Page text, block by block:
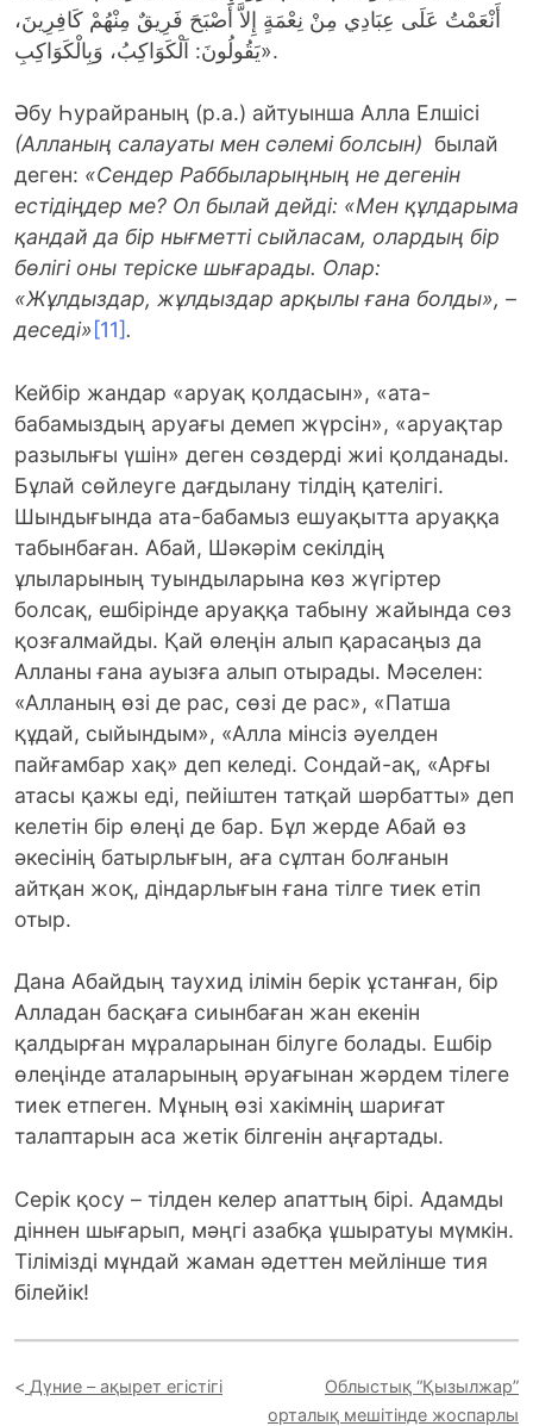
أَنْعَمْتُ عَلَى عِبَادِي مِنْ نِعْمَةٍ إِلاَّ أَصْبَحَ فَرِيقٌ مِنْهُمْ كَافِرِينَ،
يَقُولُونَ: اَلْكَوَاكِبُ، وَبِالْكَوَاكِبِ».
Әбу Һурайраның (р.а.) айтуынша Алла Елшісі
(Алланың салауаты мен сәлемі болсын) былай
деген: «Сендер Раббыларыңның не дегенін
естідіңдер ме? Ол былай дейді: «Мен құлдарыма
қандай да бір нығметті сыйласам, олардың бір
бөлігі оны теріске шығарады. Олар:
«Жұлдыздар, жұлдыздар арқылы ғана болды», –
деседі» [11].
Кейбір жандар «аруақ қолдасын», «ата-
бабамыздың аруағы демеп жүрсін», «аруақтар
разылығы үшін» деген сөздерді жиі қолданады.
Бұлай сөйлеуге дағдылану тілдің қателігі.
Шындығында ата-бабамыз ешуақытта аруаққа
табынбаған. Абай, Шәкәрім секілдің
ұлыларының туындыларына көз жүгіртер
болсақ, ешбірінде аруаққа табыну жайында сөз
қозғалмайды. Қай өлеңін алып қарасаңыз да
Алланы ғана ауызға алып отырады. Мәселен:
«Алланың өзі де рас, сөзі де рас», «Патша
құдай, сыйындым», «Алла мінсіз әуелден
пайғамбар хақ» деп келеді. Сондай-ақ, «Арғы
атасы қажы еді, пейіштен татқай шәрбатты» деп
келетін бір өлеңі де бар. Бұл жерде Абай өз
әкесінің батырлығын, аға сұлтан болғанын
айтқан жоқ, діндарлығын ғана тілге тиек етіп
отыр.
Дана Абайдың таухид ілімін берік ұстанған, бір
Алладан басқаға сиынбаған жан екенін
қалдырған мұраларынан білуге болады. Ешбір
өлеңінде аталарының әруағынан жәрдем тілеге
тиек етпеген. Мұның өзі хакімнің шариғат
талаптарын аса жетік білгенін аңғартады.
Серік қосу – тілден келер апаттың бірі. Адамды
діннен шығарып, мәңгі азабқа ұшыратуы мүмкін.
Тілімізді мұндай жаман әдеттен мейлінше тия
білейік!
Дүние – ақырет егістігі
Облыстық “Қызылжар”
орталық мешітінде жоспарлы